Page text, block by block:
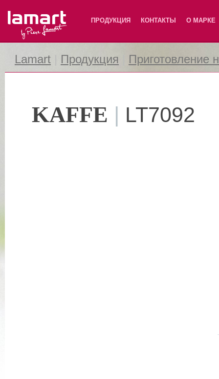
Lamart ПРОДУКЦИЯ КОНТАКТЫ О МАРКЕ
Lamart Продукция Приготовление
KAFFE | LT7092